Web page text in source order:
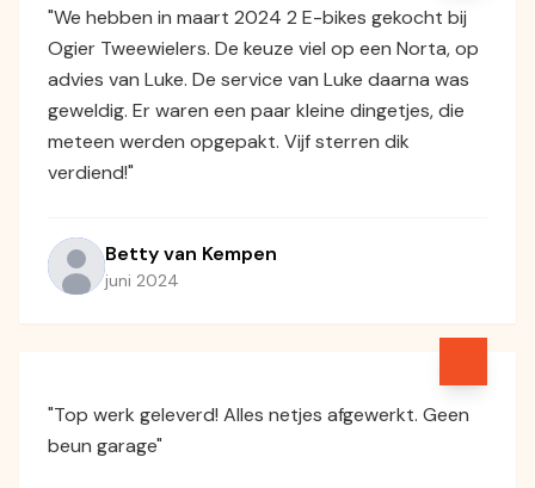
"We hebben in maart 2024 2 E-bikes gekocht bij
Ogier Tweewielers. De keuze viel op een Norta, op
advies van Luke. De service van Luke daarna was
geweldig. Er waren een paar kleine dingetjes, die
meteen werden opgepakt. Vijf sterren dik
verdiend!"
Betty van Kempen
juni 2024
"Top werk geleverd! Alles netjes afgewerkt. Geen
beun garage"